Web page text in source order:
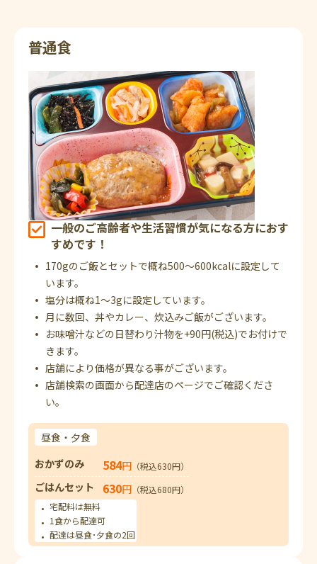
普通食
一般のご高齢者や生活習慣が気になる方におす
すめです！
170gのご飯とセットで概ね500～600kcalに設定して
います。
塩分は概ね1～3gに設定しています。
月に数回、丼やカレー、炊込みご飯がございます。
お味噌汁などの日替わり汁物を+90円(税込)でお付けで
きます。
店舗により価格が異なる事がございます。
店舗検索の画面から配達店のページでご確認くださ
い。
昼食・夕食
おかずのみ
584円 （税込630円）
ごはんセット 630円 （税込680円）
宅配料は無料
1食から配達可
配達は昼食･夕食の2回